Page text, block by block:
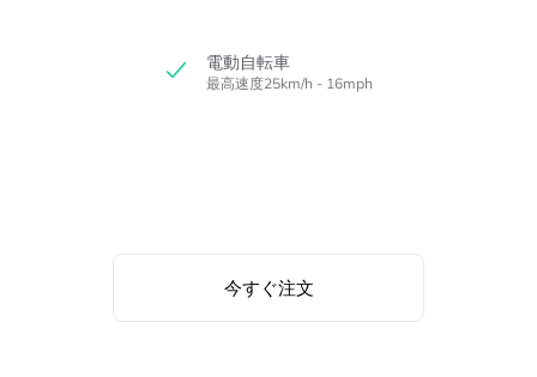
電動自転車
最高速度25km/h - 16mph
今すぐ注文